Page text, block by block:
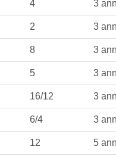
4 3
2 3
8 3
5 3
16/12 3
6/4 3
12 5